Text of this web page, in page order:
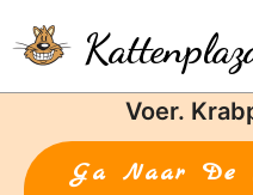
naar
de
Voer.
Ga Naar De